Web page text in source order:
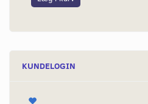
KUNDELOGIN